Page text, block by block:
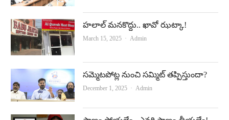
హలాల్‌ మనకొద్దు.. ఖావో ఝట్కా!
March 15, 2025 Author
Admin
సమ్మెటపోట్ల నుంచి సమ్మిట్‌ తప్పిస్తుందా?
December 1, 2025 Author
Admin